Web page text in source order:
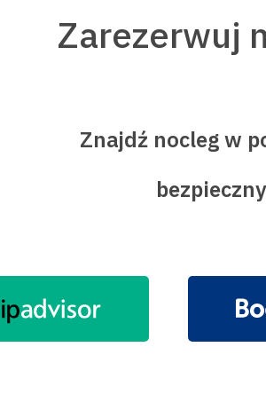
Zarezerwuj
Znajdź nocleg w